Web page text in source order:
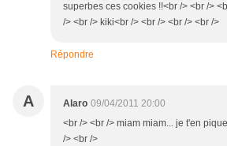
superbes ces cookies !!<br /> <br />
/> <br /> kiki<br /> <br /> <br /> <br />
Répondre
A Alaro 09/04/2011 20:00
<br /> <br /> miam miam... je t'en
/> <br />